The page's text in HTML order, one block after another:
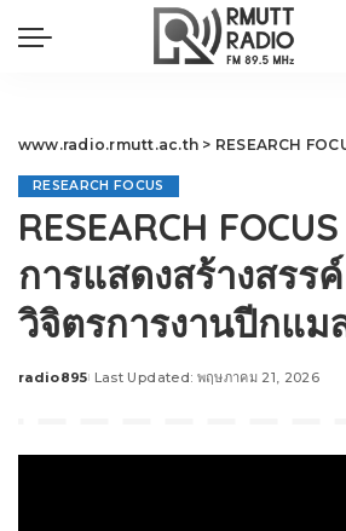
www.radio.rmutt.ac.th > RESEARCH
RESEARCH FOCUS
RESEARCH
การแสดงสร้างสรร
วิจิตรการงานปีกแม
Posted
radio895 Last Updated: พฤษภาคม 21, 2026